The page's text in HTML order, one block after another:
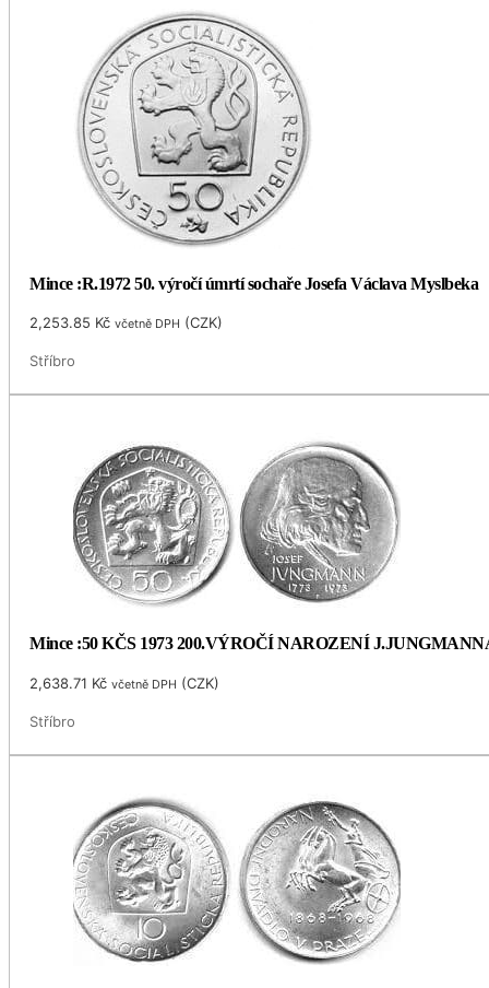
Mince :R.1972 50. výročí úmrtí sochaře Josefa Václava Myslbeka
2,253.85 Kč včetně DPH (CZK)
Stříbro
Mince :50 KČS 1973 200.VÝROČÍ NAROZENÍ
2,638.71 Kč včetně DPH (CZK)
Stříbro